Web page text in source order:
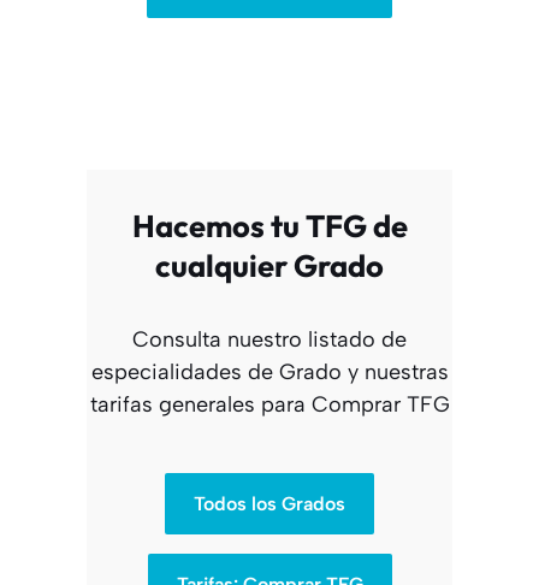
Hacemos tu TFG de
cualquier Grado
Consulta nuestro listado de
especialidades de Grado y nuestras
tarifas generales para Comprar TFG
Todos los Grados